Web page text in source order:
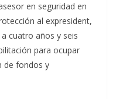
en seguridad en
al expresident,
cuatro años y seis
para ocupar
de fondos y